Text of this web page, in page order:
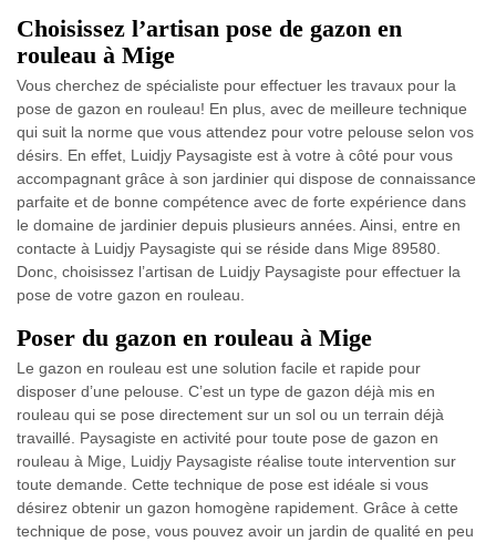
Choisissez l’artisan pose de gazon en
rouleau à Mige
Vous cherchez de spécialiste pour effectuer les travaux pour la
pose de gazon en rouleau! En plus, avec de meilleure technique
qui suit la norme que vous attendez pour votre pelouse selon vos
désirs. En effet, Luidjy Paysagiste est à votre à côté pour vous
accompagnant grâce à son jardinier qui dispose de connaissance
parfaite et de bonne compétence avec de forte expérience dans
le domaine de jardinier depuis plusieurs années. Ainsi, entre en
contacte à Luidjy Paysagiste qui se réside dans Mige 89580.
Donc, choisissez l’artisan de Luidjy Paysagiste pour effectuer la
pose de votre gazon en rouleau.
Poser du gazon en rouleau à Mige
Le gazon en rouleau est une solution facile et rapide pour
disposer d’une pelouse. C’est un type de gazon déjà mis en
rouleau qui se pose directement sur un sol ou un terrain déjà
travaillé. Paysagiste en activité pour toute pose de gazon en
rouleau à Mige, Luidjy Paysagiste réalise toute intervention sur
toute demande. Cette technique de pose est idéale si vous
désirez obtenir un gazon homogène rapidement. Grâce à cette
technique de pose, vous pouvez avoir un jardin de qualité en peu